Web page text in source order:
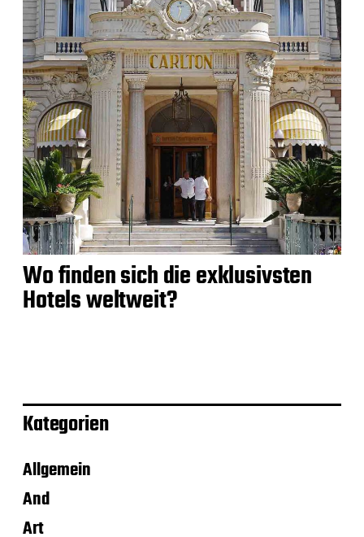
Wo finden sich die exklusivsten
Hotels weltweit?
Kategorien
Allgemein
And
Art